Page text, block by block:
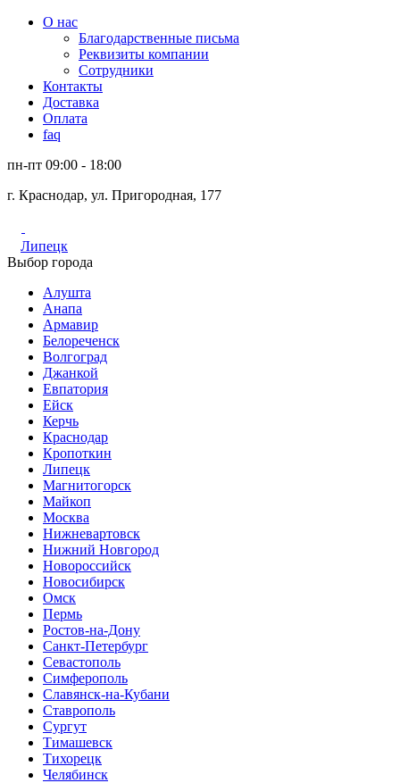
О нас
Благодарственные письма
Реквизиты компании
Сотрудники
Контакты
Доставка
Оплата
faq
пн-пт 09:00 - 18:00
г. Краснодар, ул. Пригородная, 177
Липецк
Выбор города
Алушта
Анапа
Армавир
Белореченск
Волгоград
Джанкой
Евпатория
Ейск
Керчь
Краснодар
Кропоткин
Липецк
Магнитогорск
Майкоп
Москва
Нижневартовск
Нижний Новгород
Новороссийск
Новосибирск
Омск
Пермь
Ростов-на-Дону
Санкт-Петербург
Севастополь
Симферополь
Славянск-на-Кубани
Ставрополь
Сургут
Тимашевск
Тихорецк
Челябинск